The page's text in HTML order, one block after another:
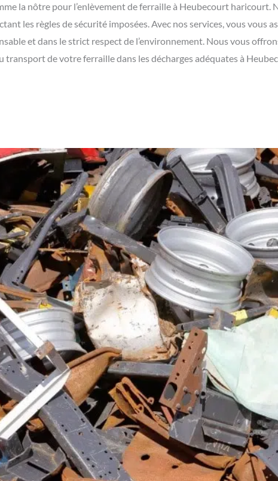
la nôtre pour l’enlèvement de ferraille à Heubecourt haricourt.
les règles de sécurité imposées. Avec nos services, vous vous
et dans le strict respect de l’environnement. Nous vous
transport de votre ferraille dans les décharges adéquates à